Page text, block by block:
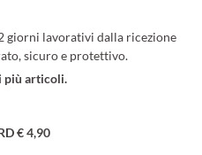
giorni lavorativi dalla ricezione
sicuro e protettivo.
più articoli.
€ 4,90